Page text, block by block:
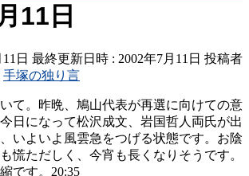
11日
日 最終更新日時 : 2002年7月11日 投稿者
手塚の独り言
て。昨晩、鳩山代表が再選に向けての意
日になって松沢成文、岩国哲人両氏が出
いよいよ風雲急をつげる状態です。お陰
慌ただしく、今宵も長くなりそうです。
です。20:35